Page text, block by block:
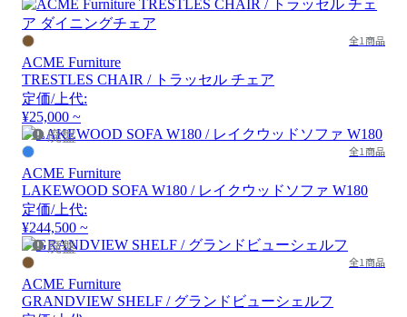
全1商品
ACME Furniture
TRESTLES CHAIR / トラッセル チェア
定価/上代:
¥25,000 ~
廃盤
全1商品
ACME Furniture
LAKEWOOD SOFA W180 / レイクウッドソファ W180
定価/上代:
¥244,500 ~
廃盤
全1商品
ACME Furniture
GRANDVIEW SHELF / グランドビューシェルフ